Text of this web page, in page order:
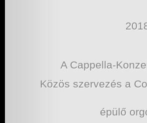
A Cappella-
Közös szervezés a
épülő